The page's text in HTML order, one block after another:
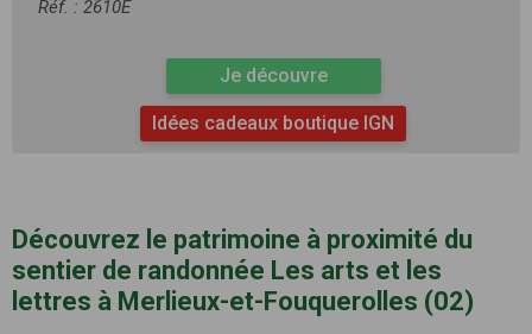
Réf. : 2610E
Je découvre
Idées cadeaux boutique IGN
Découvrez le patrimoine à proximité du
sentier de randonnée Les arts et les
lettres à Merlieux-et-Fouquerolles (02)